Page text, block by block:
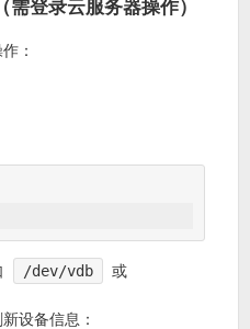
登录云服务器操作）
：
/dev/vdb
或
设备信息：